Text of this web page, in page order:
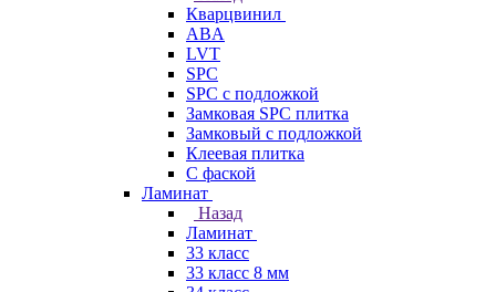
Кварцвинил
ABA
LVT
SPC
SPC с подложкой
Замковая SPC плитка
Замковый с подложкой
Клеевая плитка
С фаской
Ламинат
Назад
Ламинат
33 класс
33 класс 8 мм